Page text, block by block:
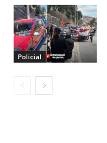
Policial